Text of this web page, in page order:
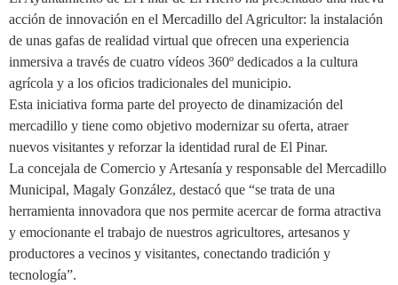
acción de innovación en el Mercadillo del Agricultor: la instalación
de unas gafas de realidad virtual que ofrecen una experiencia
inmersiva a través de cuatro vídeos 360º dedicados a la cultura
agrícola y a los oficios tradicionales del municipio.
Esta iniciativa forma parte del proyecto de dinamización del
mercadillo y tiene como objetivo modernizar su oferta, atraer
nuevos visitantes y reforzar la identidad rural de El Pinar.
La concejala de Comercio y Artesanía y responsable del Mercadillo
Municipal, Magaly González, destacó que “se trata de una
herramienta innovadora que nos permite acercar de forma atractiva
y emocionante el trabajo de nuestros agricultores, artesanos y
productores a vecinos y visitantes, conectando tradición y
tecnología”.